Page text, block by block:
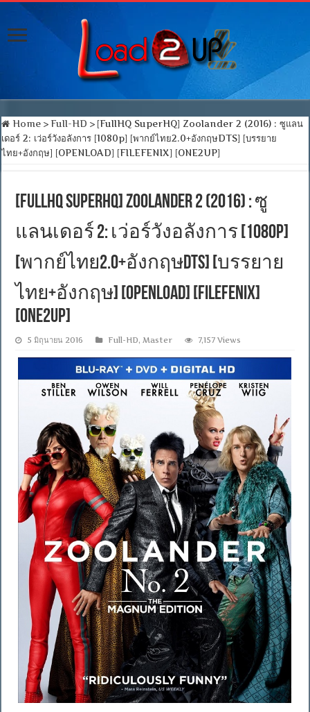
Home > Full-HD > [FullHQ SuperHQ] Zoolander 2 (2016) : ซูแลน
เดอร์ 2: เว่อร์วังอลังการ [1080p] [พากย์ไทย2.0+อังกฤษDTS] [บรรยาย
ไทย+อังกฤษ] [OPENLOAD] [FILEFENIX] [ONE2UP]
[FullHQ SuperHQ] Zoolander 2 (2016) : ซู
แลนเดอร์ 2: เว่อร์วังอลังการ [1080p]
[พากย์ไทย2.0+อังกฤษDTS] [บรรยาย
ไทย+อังกฤษ] [OPENLOAD] [FILEFENIX]
[ONE2UP]
5 มิถุนายน 2016 Full-HD,Master 7,157 Views